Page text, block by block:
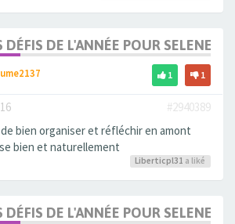
DÉFIS DE L'ANNÉE POUR SELENE
1 1
#2940389
bien organiser et réfléchir en amont
bien et naturellement
Liberticpl31 a liké
DÉFIS DE L'ANNÉE POUR SELENE